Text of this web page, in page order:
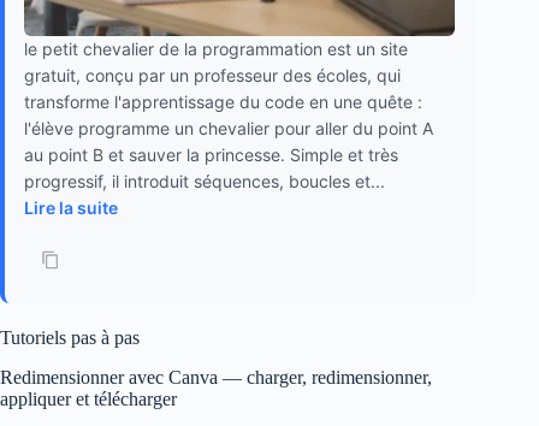
le petit chevalier de la programmation est un site
gratuit, conçu par un professeur des écoles, qui
transforme l'apprentissage du code en une quête :
l'élève programme un chevalier pour aller du point A
au point B et sauver la princesse. Simple et très
progressif, il introduit séquences, boucles et...
Lire la suite
Tutoriels pas à pas
Redimensionner avec Canva — charger, redimensionner,
appliquer et télécharger